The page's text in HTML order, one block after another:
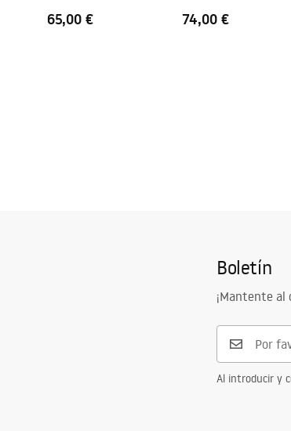
65,00 € 74,00 €
Boletín
¡Mantente al
Al introducir y